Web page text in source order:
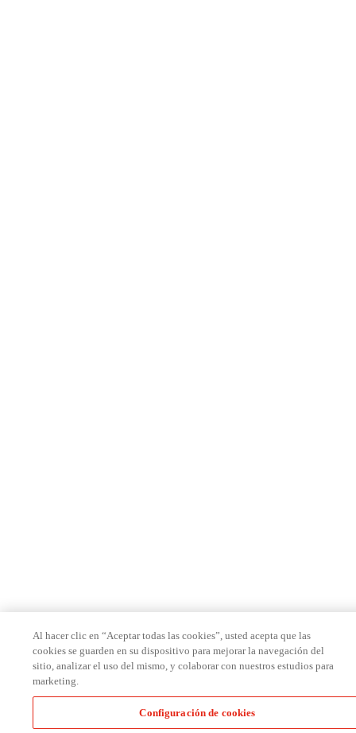
Al hacer clic en “Aceptar todas las cookies”, usted acepta que las
cookies se guarden en su dispositivo para mejorar la navegación del
sitio, analizar el uso del mismo, y colaborar con nuestros estudios para
marketing.
Configuración de cookies